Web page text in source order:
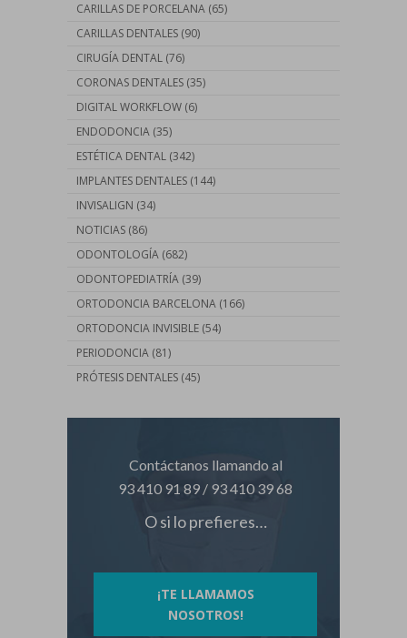
CARILLAS DE PORCELANA (65)
CARILLAS DENTALES (90)
CIRUGÍA DENTAL (76)
CORONAS DENTALES (35)
DIGITAL WORKFLOW (6)
ENDODONCIA (35)
ESTÉTICA DENTAL (342)
IMPLANTES DENTALES (144)
INVISALIGN (34)
NOTICIAS (86)
ODONTOLOGÍA (682)
ODONTOPEDIATRÍA (39)
ORTODONCIA BARCELONA (166)
ORTODONCIA INVISIBLE (54)
PERIODONCIA (81)
PRÓTESIS DENTALES (45)
Contáctanos llamando al
93 410 91 89 / 93 410 39 68
O si lo prefieres…
¡TE LLAMAMOS
NOSOTROS!